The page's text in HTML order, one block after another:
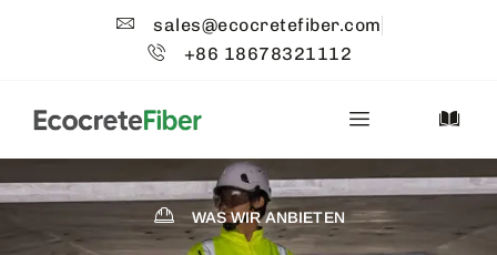
sales@ecocretefiber.com
+86 18678321112
WAS WIR ANBIETEN